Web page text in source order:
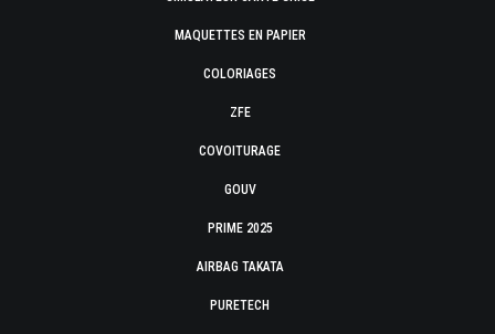
MAQUETTES EN PAPIER
COLORIAGES
ZFE
COVOITURAGE
GOUV
PRIME 2025
AIRBAG TAKATA
PURETECH